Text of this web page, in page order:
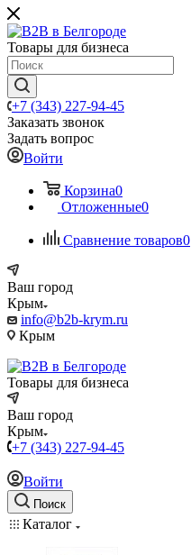
Товары для бизнеса
+7 (343) 227-94-45
Заказать звонок
Задать вопрос
Войти
Корзина0
Отложенные0
Сравнение товаров0
Ваш город
Крым
info@b2b-krym.ru
Крым
Товары для бизнеса
Ваш город
Крым
+7 (343) 227-94-45
Войти
Поиск
Каталог